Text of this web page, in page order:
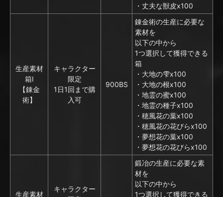
・丈夫な獣皮x100
生産素材
箱I
【錬金
術】
キャラクター
限定
1日1回まで購
入可
900BS
錬金術の生産に必要な
素材を
以下の中から
1つ選択して獲得できる
箱
・大地の雫x100
・大地の根x100
・地霊の蜜x100
・地霊の種子x100
・穂風花の葉x100
・穂風花の花びらx100
・夢想花の葉x100
・夢想花の花びらx100
生産素材
キャラクター
鍛冶の生産に必要な素
材を
以下の中から
1つ選択して獲得できる